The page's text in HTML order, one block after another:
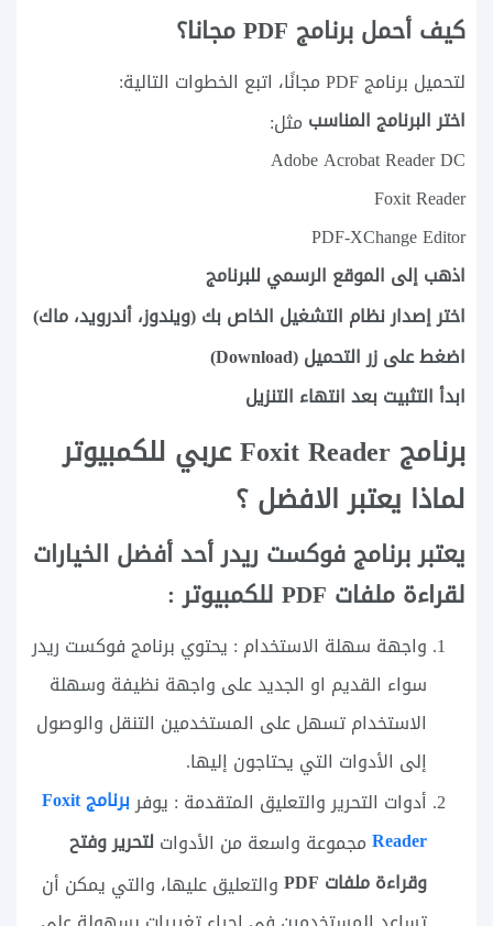
كيف أحمل برنامج PDF مجانا؟
لتحميل برنامج PDF مجانًا، اتبع الخطوات التالية:
اختر البرنامج المناسب مثل:
Adobe Acrobat Reader DC
Foxit Reader
PDF-XChange Editor
اذهب إلى الموقع الرسمي للبرنامج
اختر إصدار نظام التشغيل الخاص بك (ويندوز، أندرويد، ماك)
اضغط على زر التحميل (Download)
ابدأ التثبيت بعد انتهاء التنزيل
برنامج Foxit Reader عربي للكمبيوتر
لماذا يعتبر الافضل ؟
يعتبر برنامج فوكست ريدر أحد أفضل الخيارات
لقراءة ملفات PDF للكمبيوتر :
واجهة سهلة الاستخدام : يحتوي برنامج فوكست ريدر
سواء القديم او الجديد على واجهة نظيفة وسهلة
الاستخدام تسهل على المستخدمين التنقل والوصول
إلى الأدوات التي يحتاجون إليها.
أدوات التحرير والتعليق المتقدمة : يوفر
برنامج Foxit
Readerمجموعة واسعة من الأدوات لتحرير وفتح
وقراءة ملفات PDF
والتعليق عليها، والتي يمكن أن